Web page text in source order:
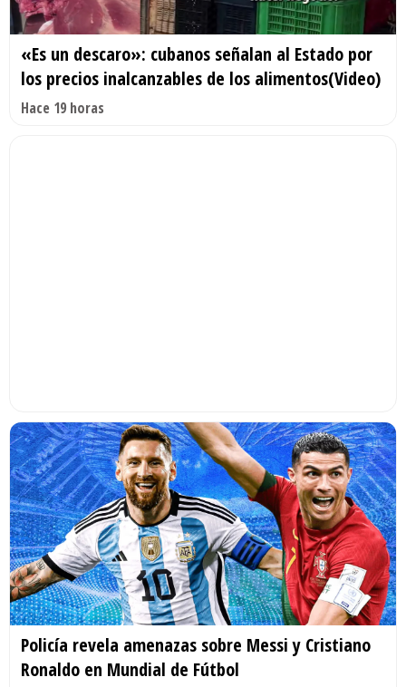
«Es un descaro»: cubanos señalan al Estado por
los precios inalcanzables de los alimentos(Video)
Hace 19 horas
Policía revela amenazas sobre Messi y Cristiano
Ronaldo en Mundial de Fútbol